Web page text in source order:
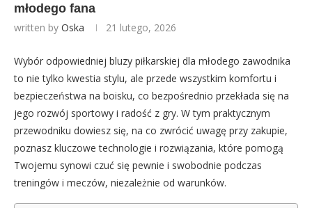
młodego fana
written by Oska 21 lutego, 2026
Wybór odpowiedniej bluzy piłkarskiej dla młodego zawodnika
to nie tylko kwestia stylu, ale przede wszystkim komfortu i
bezpieczeństwa na boisku, co bezpośrednio przekłada się na
jego rozwój sportowy i radość z gry. W tym praktycznym
przewodniku dowiesz się, na co zwrócić uwagę przy zakupie,
poznasz kluczowe technologie i rozwiązania, które pomogą
Twojemu synowi czuć się pewnie i swobodnie podczas
treningów i meczów, niezależnie od warunków.